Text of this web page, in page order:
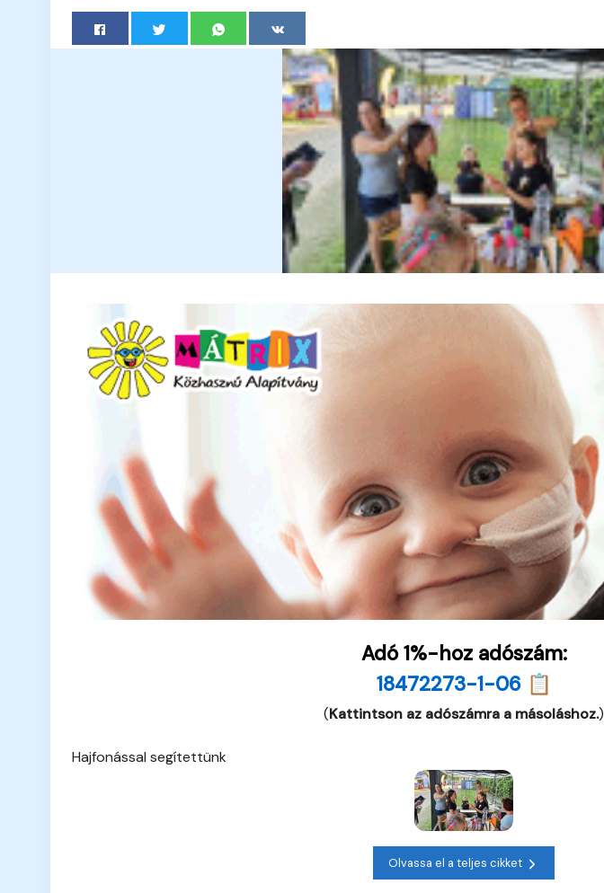
Adó 1%-hoz adószám:
18472273-1-06 📋
(Kattintson az adószámra a másoláshoz.)
Hajfonással segítettünk
Olvassa el a teljes cikket